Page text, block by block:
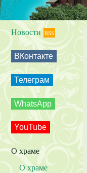
Новости RSS
ВКонтакте
Телеграм
WhatsApp
YouTube
О храме
О храме